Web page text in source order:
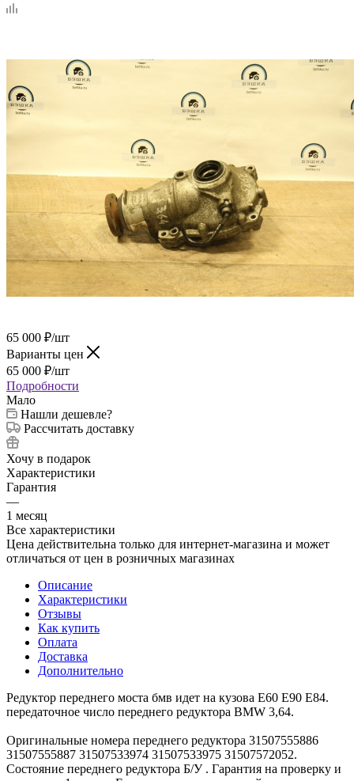
65 000 ₽/шт
Варианты цен
65 000 ₽/шт
Подробности
Мало
Нашли дешевле?
Рассчитать доставку
Хочу в подарок
Характеристики
Гарантия
—
1 месяц
Все характеристики
Цена действительна только для интернет-магазина и может
отличаться от цен в розничных магазинах
Описание
Характеристики
Отзывы
Как купить
Оплата
Доставка
Дополнительно
Редуктор переднего моста бмв идет на кузова Е60 Е90 Е84.
передаточное число переднего редуктора BMW 3,64.
Оригинальные номера переднего редуктора 31507555886
31507555887 31507533974 31507533975 31507572052.
Состояние переднего редуктора Б/У . Гарантия на проверку и